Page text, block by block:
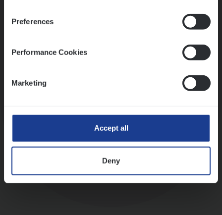
Preferences
Performance Cookies
Marketing
Accept all
Deny